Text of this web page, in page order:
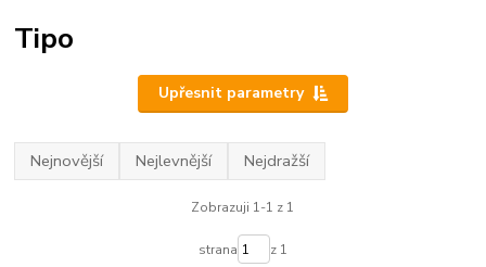
Tipo
Upřesnit parametry
Nejnovější Nejlevnější Nejdražší
Zobrazuji 1-1 z 1
strana z 1